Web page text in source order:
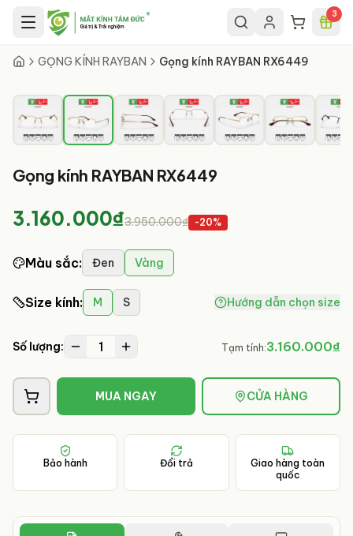
Chuyển đến nội dung chính 3
GỌNG KÍNH RAYBAN Gọng kính RAYBAN RX6449
2/
Gọng kính RAYBAN RX6449
3.160.000₫3.950.000₫ -20%
Màu sắc: Đen Vàng
Size kính: M S Hướng dẫn chọn size
Số lượng: 1 Tạm tính:3.160.000₫
MUA NGAY CỬA HÀNG
Bảo hành Đổi trả
Giao hàng toàn
quốc